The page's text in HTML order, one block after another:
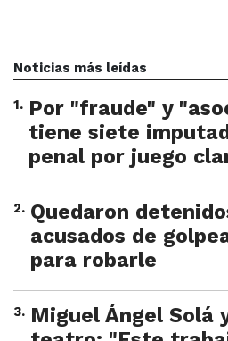
Noticias más leídas
1. Por "fraude" y
tiene siete
penal por juego
2. Quedaron
acusados de
para robarle
3. Miguel Ángel Solá